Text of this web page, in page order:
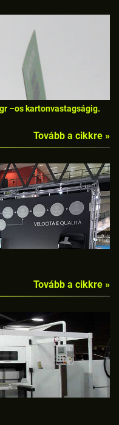
–os kartonvastagságig.
Tovább a cikkre »
Tovább a cikkre »